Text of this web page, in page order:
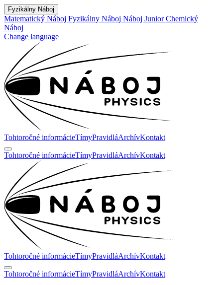
Fyzikálny Náboj
Matematický Náboj Fyzikálny Náboj Náboj JuniorChemický
Náboj
Change language
Tohtoročné informácieTímyPravidláArchívKontakt
Tohtoročné informácieTímyPravidláArchívKontakt
Tohtoročné informácieTímyPravidláArchívKontakt
Tohtoročné informácieTímyPravidláArchívKontakt